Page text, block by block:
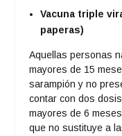
Vacuna triple
paperas)
Aquellas personas
mayores de 15
sarampión y no
contar con dos
mayores de 6
que no sustituye a